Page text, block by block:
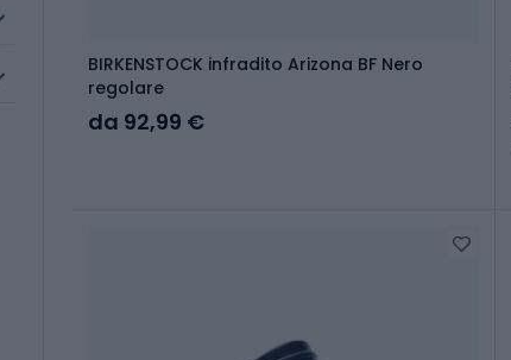
BIRKENSTOCK infradito Arizona BF Nero
regolare
da 92,99 €